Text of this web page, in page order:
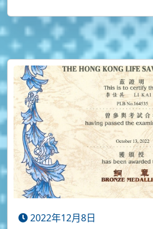
2022年12月8日